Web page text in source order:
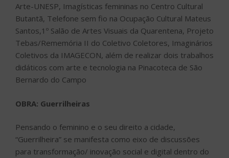
Arte-UNESP, Imagísticas femininas no Centro Cultural
Butantã, Telefone sem fio na Ocupação Cultural Mateus
Santos,1º Salão de Artes Visuais da Quarentena, Projeto
Tebas/Rememória II do Coletivo Coletores, Imaginários
Coletivos da IMAGECON, além de realizar dois trabalhos
didáticos com arte e tecnologia na Pinacoteca de São
Bernardo do Campo
OBRA: Guerrilheiras
Pensando o feminino e o seu direito a cidade,
“Guerrilheira” se manifesta como eixo de discussões
para transformação/ inovação social e digital dentro do